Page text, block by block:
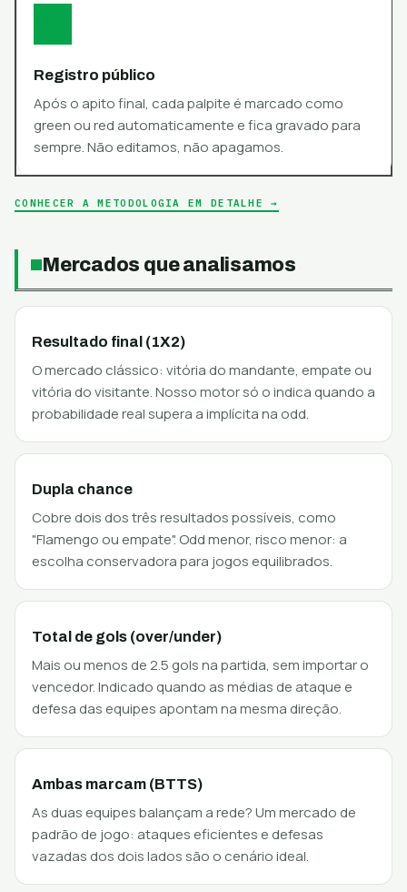
Registro público
Após o apito final, cada palpite é marcado como
green ou red automaticamente e fica gravado para
sempre. Não editamos, não apagamos.
CONHECER A METODOLOGIA EM DETALHE →
Mercados que analisamos
Resultado final (1X2)
O mercado clássico: vitória do mandante, empate ou
vitória do visitante. Nosso motor só o indica quando a
probabilidade real supera a implícita na odd.
Dupla chance
Cobre dois dos três resultados possíveis, como
"Flamengo ou empate". Odd menor, risco menor: a
escolha conservadora para jogos equilibrados.
Total de gols (over/under)
Mais ou menos de 2.5 gols na partida, sem importar o
vencedor. Indicado quando as médias de ataque e
defesa das equipes apontam na mesma direção.
Ambas marcam (BTTS)
As duas equipes balançam a rede? Um mercado de
padrão de jogo: ataques eficientes e defesas
vazadas dos dois lados são o cenário ideal.